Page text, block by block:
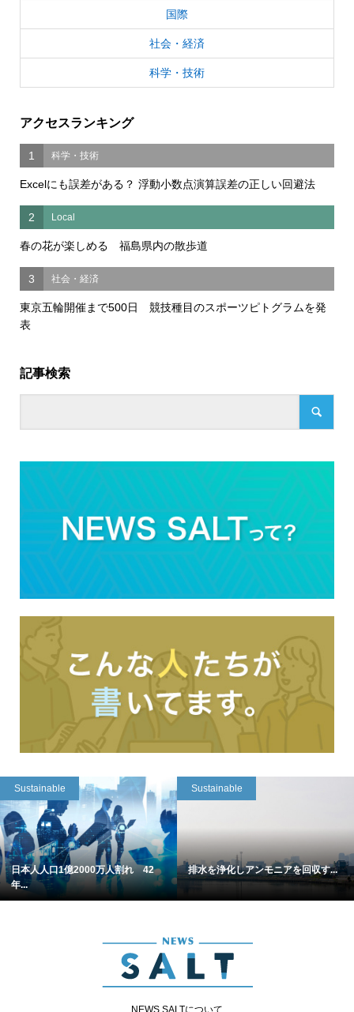
国際
社会・経済
科学・技術
アクセスランキング
1 科学・技術
Excelにも誤差がある？ 浮動小数点演算誤差の正しい回避法
2 Local
春の花が楽しめる 福島県内の散歩道
3 社会・経済
東京五輪開催まで500日 競技種目のスポーツピトグラムを発
表
記事検索
Sustainable
日本人人口1億2000万人割れ 42
年...
Sustainable
排水を浄化しアンモニアを回収す...
NEWS SALTについて